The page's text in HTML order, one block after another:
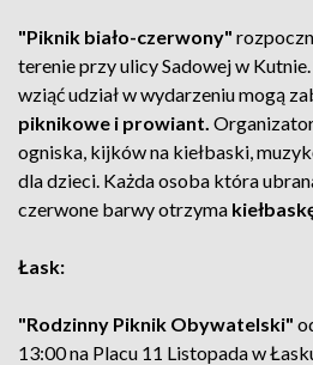
"Piknik biało-czerwony"
terenie przy ulicy Sadowej w
wziąć udział w wydarzeniu mogą
piknikowe i prowiant.
ogniska, kijków na kiełbaski,
dla dzieci. Każda osoba która
czerwone barwy otrzyma
Łask:
"Rodzinny Piknik Obywatelski"
13:00 na Placu 11 Listopada w